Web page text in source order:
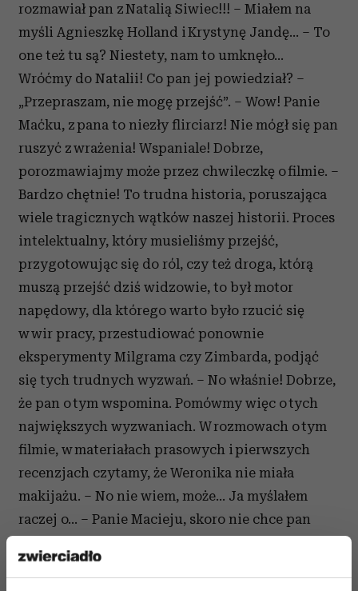
rozmawiał pan z Natalią Siwiec!!! – Miałem na
myśli Agnieszkę Holland i Krystynę Jandę... – To
one też tu są? Niestety, nam to umknęło...
Wróćmy do Natalii! Co pan jej powiedział? –
„Przepraszam, nie mogę przejść”. – Wow! Panie
Maćku, z pana to niezły flirciarz! Nie mógł się pan
ruszyć z wrażenia! Wspaniale! Dobrze,
porozmawiajmy może przez chwileczkę o filmie. –
Bardzo chętnie! To trudna historia, poruszająca
wiele tragicznych wątków naszej historii. Proces
intelektualny, który musieliśmy przejść,
przygotowując się do ról, czy też droga, którą
muszą przejść dziś widzowie, to był motor
napędowy, dla którego warto było rzucić się
w wir pracy, przestudiować ponownie
eksperymenty Milgrama czy Zimbarda, podjąć
się tych trudnych wyzwań. – No właśnie! Dobrze,
że pan o tym wspomina. Pomówmy więc o tych
największych wyzwaniach. W rozmowach o tym
filmie, w materiałach prasowych i pierwszych
recenzjach czytamy, że Weronika nie miała
makijażu. – No nie wiem, może... Ja myślałem
raczej o... – Panie Macieju, skoro nie chce pan
w „Wyjeździe integracyjnym”, to również było